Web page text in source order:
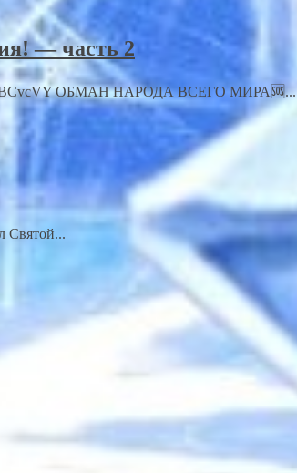
— часть 2
ОБМАН НАРОДА ВСЕГО МИРА🆘...